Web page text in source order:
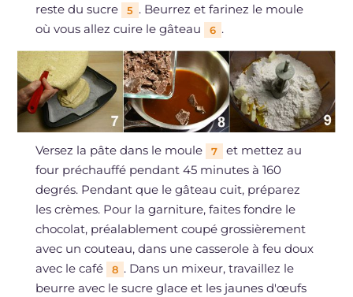
reste du sucre 5 . Beurrez et farinez le moule
où vous allez cuire le gâteau
6 .
Versez la pâte dans le moule 7
et mettez au
four préchauffé pendant 45 minutes à 160
degrés. Pendant que le gâteau cuit, préparez
les crèmes. Pour la garniture, faites fondre le
chocolat, préalablement coupé grossièrement
avec un couteau, dans une casserole à feu doux
avec le café
8 . Dans un mixeur, travaillez le
beurre avec le sucre glace et les jaunes d'œufs